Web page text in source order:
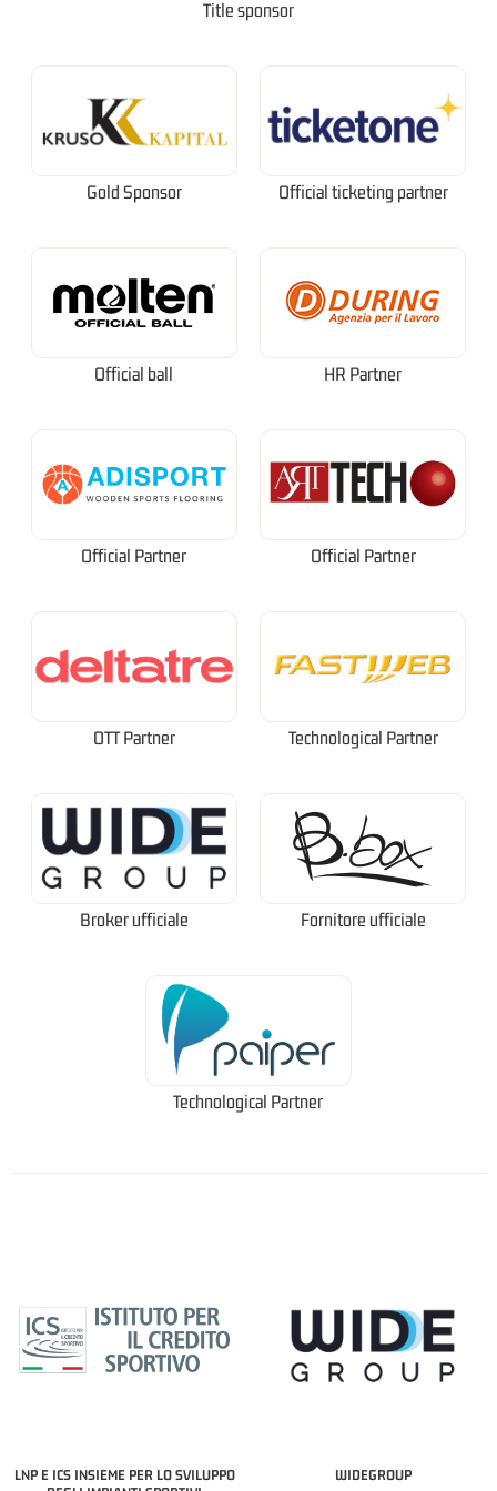
Title sponsor
Gold Sponsor Official ticketing partner
Official ball HR Partner
Official Partner Official Partner
OTT Partner Technological Partner
Broker ufficiale Fornitore ufficiale
Technological Partner
LNP E ICS INSIEME PER LO SVILUPPO
WIDEGROUP